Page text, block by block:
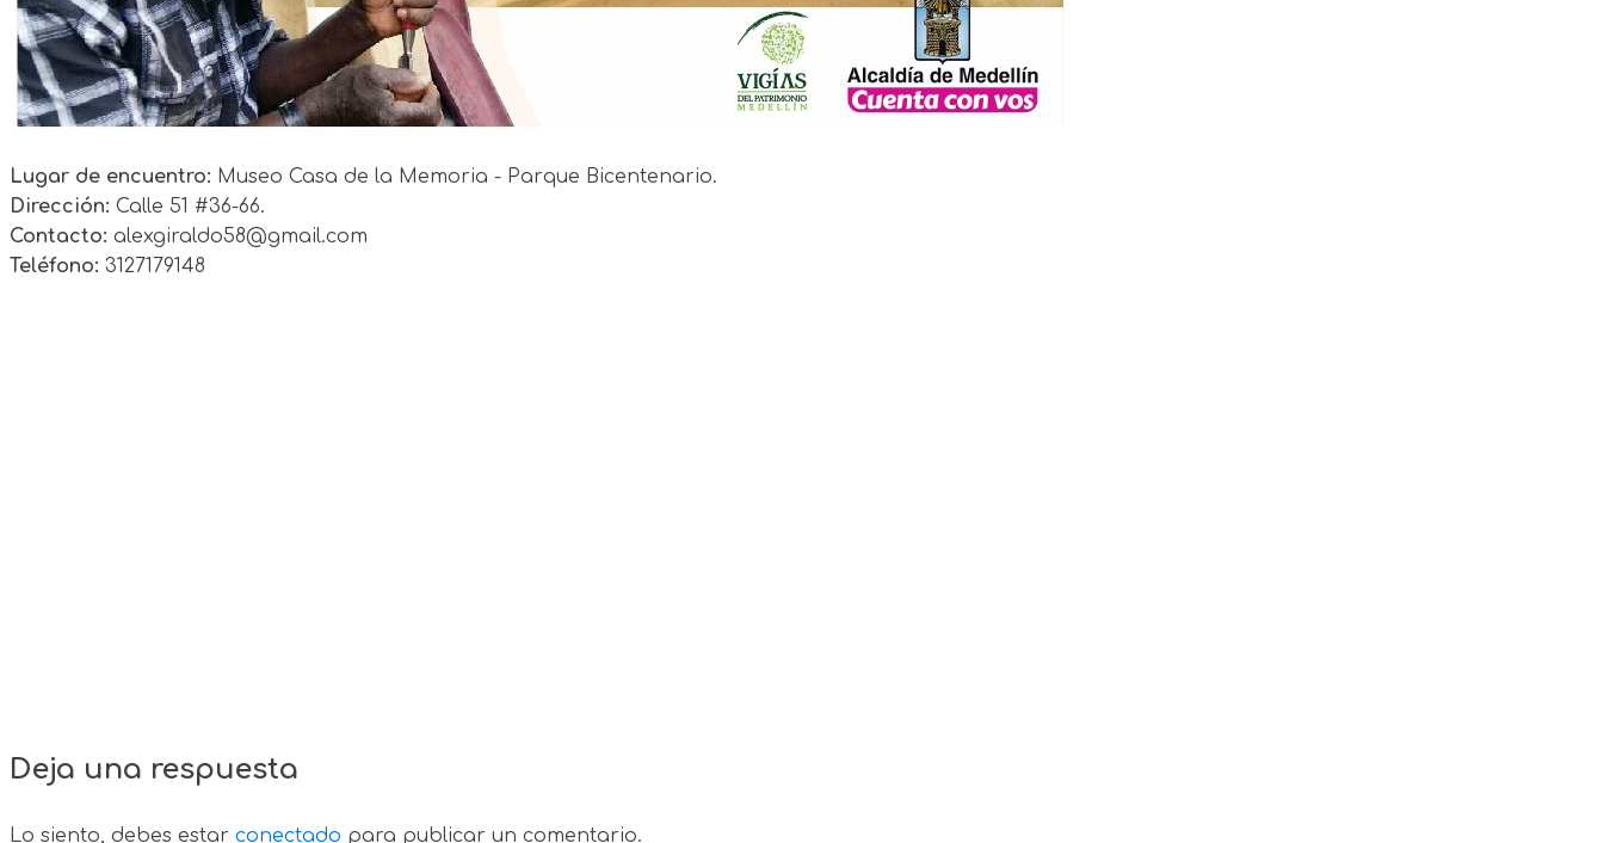
Lugar de encuentro: Museo Casa de la Memoria - Parque Bicentenario.
Dirección: Calle 51 #36-66.
Contacto: alexgiraldo58@gmail.com
Teléfono: 3127179148
Deja una respuesta
Lo siento, debes estar conectado para publicar un comentario.